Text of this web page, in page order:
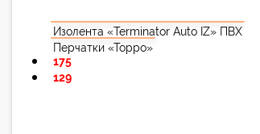
Изолента «Terminator Auto IZ» ПВХ
175
Перчатки «Торро»
129